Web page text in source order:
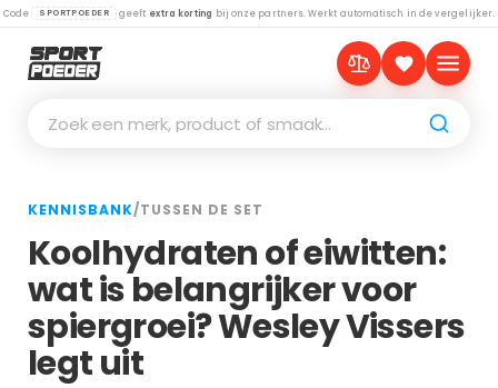
Code SPORTPOEDER geeft extra korting bij onze partners. Werkt automatisch in de vergelijker.
Zoek een merk, product of smaak…
KENNISBANK/TUSSEN DE SET
Koolhydraten of eiwitten:
wat is belangrijker voor
spiergroei? Wesley Vissers
legt uit